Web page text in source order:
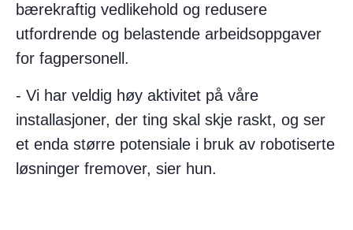
bærekraftig vedlikehold og redusere
utfordrende og belastende arbeidsoppgaver
for fagpersonell.
- Vi har veldig høy aktivitet på våre
installasjoner, der ting skal skje raskt, og ser
et enda større potensiale i bruk av robotiserte
løsninger fremover, sier hun.